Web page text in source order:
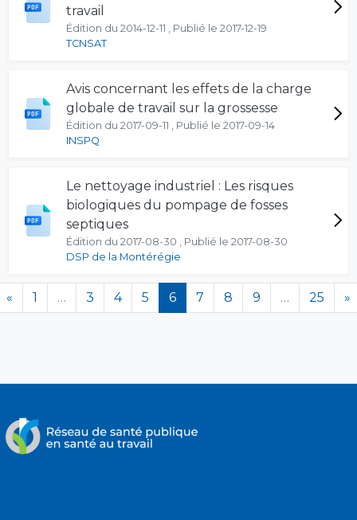
travail
Édition du 2014-12-11 , Publié le 2017-12-19
TCNSAT
Avis concernant les effets de la charge
globale de travail sur la grossesse
Édition du 2017-09-11 , Publié le 2017-09-14
INSPQ
Le nettoyage industriel : Les risques
biologiques du pompage de fosses
septiques
Édition du 2017-08-30 , Publié le 2017-08-30
DSP de la Montérégie
« 1 … 3 4 5 6(en cours)
7 8 9 … 25 »